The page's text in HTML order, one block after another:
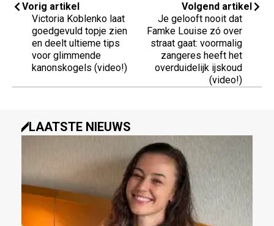
Vorig artikel
Victoria Koblenko laat
goedgevuld topje zien
en deelt ultieme tips
voor glimmende
kanonskogels (video!)
Volgend artikel
Je gelooft nooit dat
Famke Louise zó over
straat gaat: voormalig
zangeres heeft het
overduidelijk ijskoud
(video!)
LAATSTE NIEUWS